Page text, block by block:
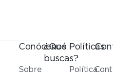
Conócenos
Sobre
¿Qué
buscas?
Políticas
Política